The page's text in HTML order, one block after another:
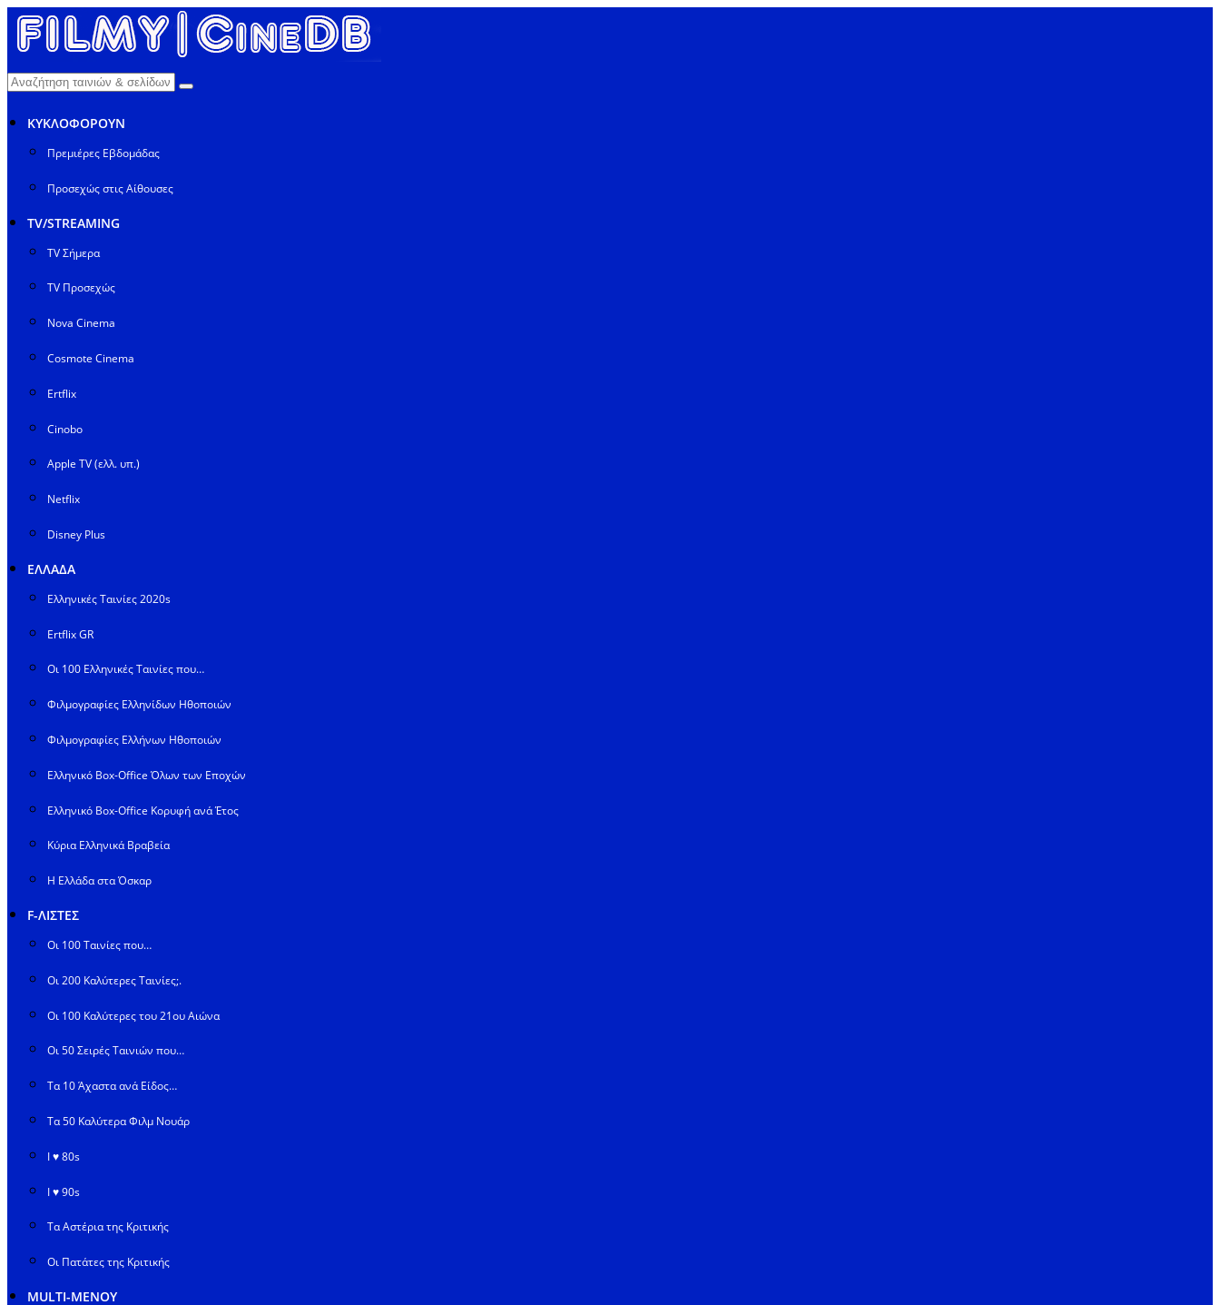
ΚΥΚΛΟΦΟΡΟΥΝ
Πρεμιέρες Εβδομάδας
Προσεχώς στις Αίθουσες
TV/STREAMING
TV Σήμερα
TV Προσεχώς
Nova Cinema
Cosmote Cinema
Ertflix
Cinobo
Apple TV (ελλ. υπ.)
Netflix
Disney Plus
ΕΛΛΑΔΑ
Ελληνικές Ταινίες 2020s
Ertflix GR
Οι 100 Ελληνικές Ταινίες που…
Φιλμογραφίες Ελληνίδων Ηθοποιών
Φιλμογραφίες Ελλήνων Ηθοποιών
Ελληνικό Box-Office Όλων των Εποχών
Ελληνικό Box-Office Κορυφή ανά Έτος
Κύρια Ελληνικά Βραβεία
Η Ελλάδα στα Όσκαρ
F-ΛΙΣΤΕΣ
Οι 100 Ταινίες που…
Οι 200 Καλύτερες Ταινίες;.
Οι 100 Καλύτερες του 21ου Αιώνα
Οι 50 Σειρές Ταινιών που…
Τα 10 Άχαστα ανά Είδος…
Τα 50 Καλύτερα Φιλμ Νουάρ
I ♥ 80s
I ♥ 90s
Τα Αστέρια της Κριτικής
Οι Πατάτες της Κριτικής
MULTI-ΜΕΝΟΥ